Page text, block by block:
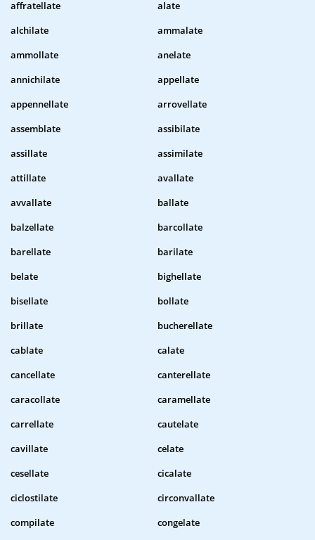
affratellate
alate
alchilate
ammalate
ammollate
anelate
annichilate
appellate
appennellate
arrovellate
assemblate
assibilate
assillate
assimilate
attillate
avallate
avvallate
ballate
balzellate
barcollate
barellate
barilate
belate
bighellate
bisellate
bollate
brillate
bucherellate
cablate
calate
cancellate
canterellate
caracollate
caramellate
carrellate
cautelate
cavillate
celate
cesellate
cicalate
ciclostilate
circonvallate
compilate
congelate